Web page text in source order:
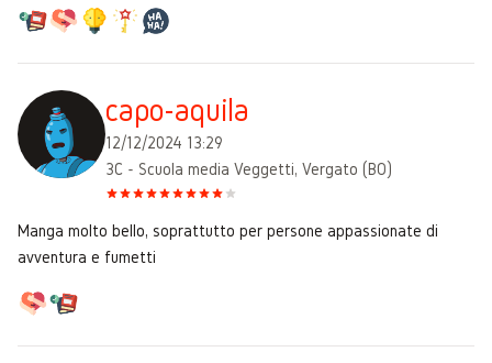
capo-aquila
12/12/2024 13:29
3C - Scuola media Veggetti, Vergato (BO)
Manga molto bello, soprattutto per persone appassionate di
avventura e fumetti